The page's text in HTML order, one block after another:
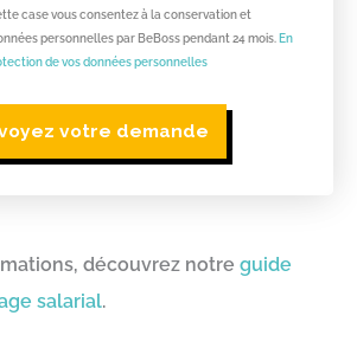
case vous consentez à la conservation et
personnelles par BeBoss pendant 24 mois. En
de vos données personnelles
découvrez notre guide
salarial.